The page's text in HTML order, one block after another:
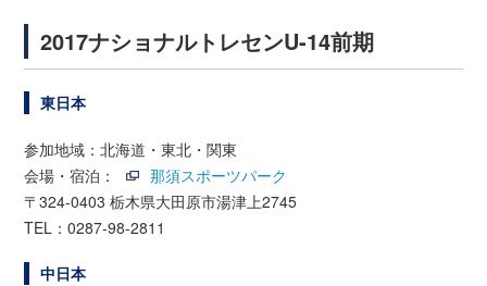
2017ナショナルトレセンU-14前期
東日本
参加地域：北海道・東北・関東
会場・宿泊：
那須スポーツパーク
〒324-0403 栃木県大田原市湯津上2745
TEL：0287-98-2811
中日本